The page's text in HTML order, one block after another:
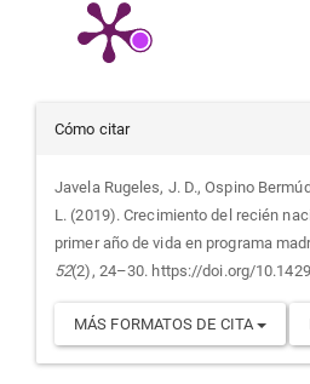
Detalles
del
artículo
Cómo citar
Javela Rugeles, J. D., Ospino
L. (2019). Crecimiento del recién
primer año de vida en programa
52(2), 24–30. https://doi.org/
MÁS FORMATOS DE CITA